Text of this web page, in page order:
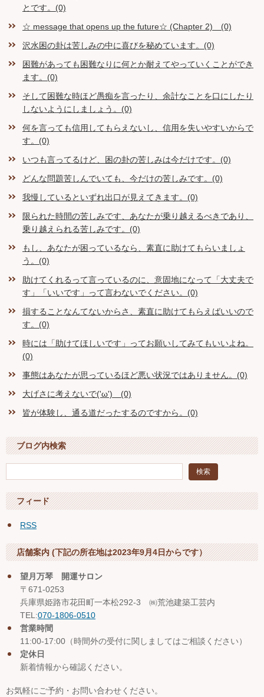
とです。(0)
☆ message that opens up the future☆ (Chapter 2) (0)
沢水困の卦は苦しみの中に喜びを秘めています。(0)
困難があっても困難なりに何とか耐えてやっていくことができ
ます。(0)
そして困難な時ほど愚痴を言ったり、余計なことを口にしたり
しないようにしましょう。(0)
何を言っても信用してもらえないし、信用を失いやすいからで
す。(0)
いつも言ってるけど、困の卦の苦しみは今だけです。(0)
どんな問題苦しんでいても、今だけの苦しみです。(0)
我慢しているといずれ出口が見えてきます。(0)
限られた時間の苦しみです、あなたが乗り越えるべきであり、
乗り越えられる苦しみです。(0)
もし、あなたが困っているなら、素直に助けてもらいましょ
う。(0)
助けてくれるって言っているのに、意固地になって「大丈夫で
す」「いいです」って言わないでください。(0)
損することなんてないからさ、素直に助けてもらえばいいので
す。(0)
時には「助けてほしいです」ってお願いしてみてもいいよね。
(0)
事態はあなたが思っているほど悪い状況ではありません。(0)
大げさに考えないで('ω') (0)
皆が体験し、通る道だったするのですから。(0)
ブログ内検索
フィード
RSS
店舗案内 (下記の所在地は2023年9月4日からです）
望月万琴 開運サロン
〒671-0253
兵庫県姫路市花田町一本松292-3 ㈱荒池建築工芸内
TEL:070-1806-0510
営業時間
11:00-17:00（時間外の受付に関しましてはご相談ください）
定休日
新着情報から確認ください。
お気軽にご予約・お問い合わせください。